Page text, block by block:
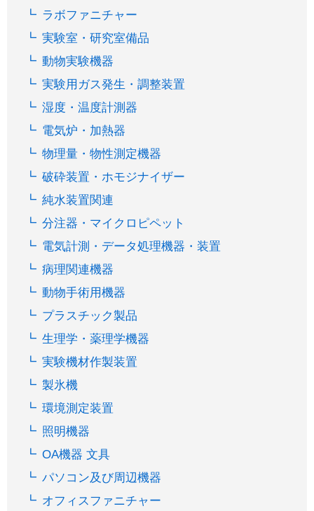
ラボファニチャー
実験室・研究室備品
動物実験機器
実験用ガス発生・調整装置
湿度・温度計測器
電気炉・加熱器
物理量・物性測定機器
破砕装置・ホモジナイザー
純水装置関連
分注器・マイクロピペット
電気計測・データ処理機器・装置
病理関連機器
動物手術用機器
プラスチック製品
生理学・薬理学機器
実験機材作製装置
製氷機
環境測定装置
照明機器
OA機器 文具
パソコン及び周辺機器
オフィスファニチャー